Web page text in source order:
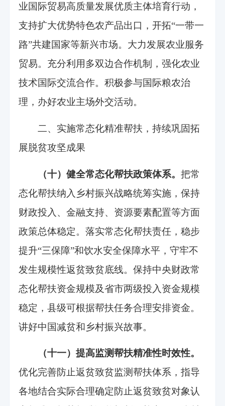
业国际贸易高质量发展优质主体培育行动，
支持扩大优势特色农产品出口，开拓“一带一
路”共建国家等新兴市场。大力发展农业服务
贸易。充分利用多双边合作机制，强化农业
技术国际交流合作。积极参与国际粮农治
理，办好农业主场外交活动。
二、实施常态化精准帮扶，持续巩固拓
展脱贫攻坚成果
（十）健全常态化帮扶政策体系。 把常
态化帮扶纳入乡村振兴战略统筹实施，保持
财政投入、金融支持、资源要素配置等方面
政策总体稳定。落实常态化帮扶责任，稳步
提升“三保障”和饮水安全保障水平，守牢不
发生规模性返贫致贫底线。保持中央财政常
态化帮扶资金规模及省市两级投入资金规模
稳定，县级可根据帮扶任务合理安排资金。
讲好中国减贫和乡村振兴故事。
（十一）提高监测帮扶精准性时效性。
优化完善防止返贫致贫监测帮扶体系，指导
各地结合实际合理确定防止返贫致贫对象认